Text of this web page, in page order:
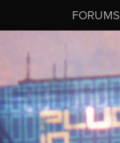
FORUMS